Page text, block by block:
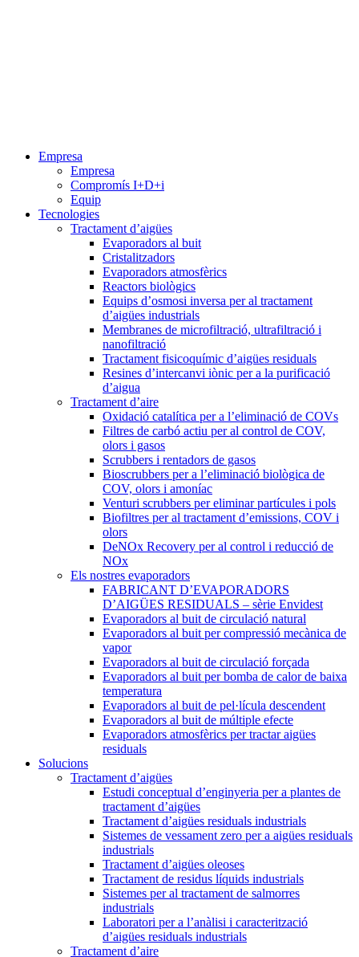
Empresa
Empresa
Compromís I+D+i
Equip
Tecnologies
Tractament d’aigües
Evaporadors al buit
Cristalitzadors
Evaporadors atmosfèrics
Reactors biològics
Equips d’osmosi inversa per al tractament
d’aigües industrials
Membranes de microfiltració, ultrafiltració i
nanofiltració
Tractament fisicoquímic d’aigües residuals
Resines d’intercanvi iònic per a la purificació
d’aigua
Tractament d’aire
Oxidació catalítica per a l’eliminació de COVs
Filtres de carbó actiu per al control de COV,
olors i gasos
Scrubbers i rentadors de gasos
Bioscrubbers per a l’eliminació biològica de
COV, olors i amoníac
Venturi scrubbers per eliminar partícules i pols
Biofiltres per al tractament d’emissions, COV i
olors
DeNOx Recovery per al control i reducció de
NOx
Els nostres evaporadors
FABRICANT D’EVAPORADORS
D’AIGÜES RESIDUALS – sèrie Envidest
Evaporadors al buit de circulació natural
Evaporadors al buit per compressió mecànica de
vapor
Evaporadors al buit de circulació forçada
Evaporadors al buit per bomba de calor de baixa
temperatura
Evaporadors al buit de pel·lícula descendent
Evaporadors al buit de múltiple efecte
Evaporadors atmosfèrics per tractar aigües
residuals
Solucions
Tractament d’aigües
Estudi conceptual d’enginyeria per a plantes de
tractament d’aigües
Tractament d’aigües residuals industrials
Sistemes de vessament zero per a aigües residuals
industrials
Tractament d’aigües oleoses
Tractament de residus líquids industrials
Sistemes per al tractament de salmorres
industrials
Laboratori per a l’anàlisi i caracterització
d’aigües residuals industrials
Tractament d’aire